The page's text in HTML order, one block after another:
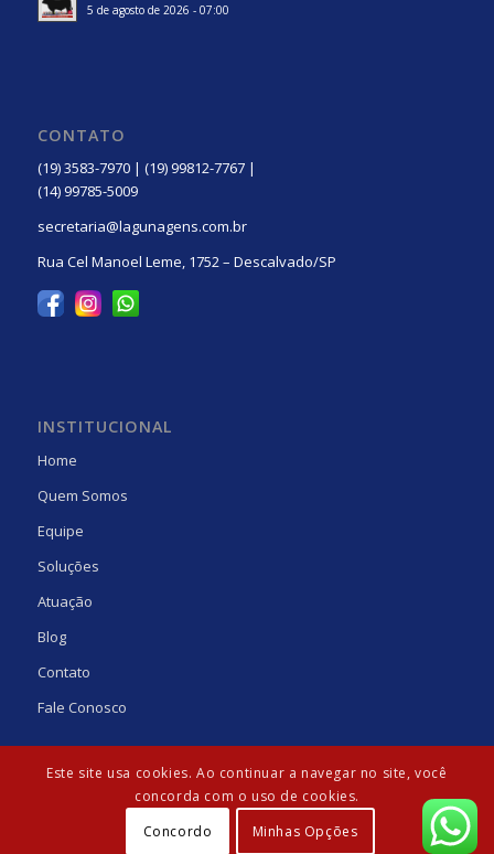
5 de agosto de 2026 - 07:00
CONTATO
(19) 3583-7970 | (19) 99812-7767 |
(14) 99785-5009
secretaria@lagunagens.com.br
Rua Cel Manoel Leme, 1752 – Descalvado/SP
INSTITUCIONAL
Home
Quem Somos
Equipe
Soluções
Atuação
Blog
Contato
Fale Conosco
© Copyright - Laguna Gens | Desenvolvido por: Agência Güte
Este site usa cookies. Ao continuar a navegar no site, você
concorda com o uso de cookies.
Concordo
Minhas Opções